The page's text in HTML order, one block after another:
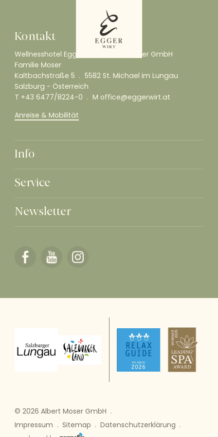
Kontakt
Wellnesshotel Eggerwirt
Albert Moser GmbH
Familie Moser
Kaltbachstraße 5
5582 St. Michael im Lungau
Salzburg - Österreich
T +43 6477/8224-0 M office@eggerwirt.at
Anreise & Mobilität
Info
Service
Newsletter
© 2026 Albert Moser GmbH .
Impressum .Sitemap .Datenschutzerklärung .